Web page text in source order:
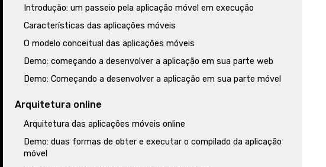
Introdução: um passeio pela aplicação móvel em execução
Características das aplicações móveis
O modelo conceitual das aplicações móveis
Demo: começando a desenvolver a aplicação em sua parte web
Demo: Começando a desenvolver a aplicação em sua parte móvel
Arquitetura online
Arquitetura das aplicações móveis online
Demo: duas formas de obter e executar o compilado da aplicação
móvel